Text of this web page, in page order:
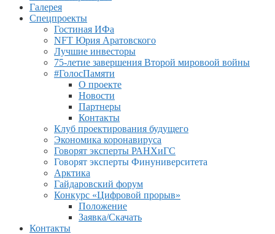
Галерея
Спецпроекты
Гостиная ИФа
NFT Юрия Аратовского
Лучшие инвесторы
75-летие завершения Второй мировоой войны
#ГолосПамяти
О проекте
Новости
Партнеры
Контакты
Клуб проектирования будущего
Экономика коронавируса
Говорят эксперты РАНХиГС
Говорят эксперты Финуниверситета
Арктика
Гайдаровский форум
Конкурс «Цифровой прорыв»
Положение
Заявка/Скачать
Контакты